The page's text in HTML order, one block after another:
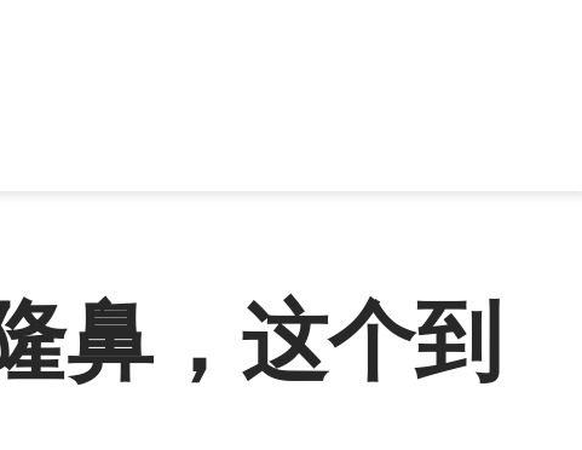
鼻，这个到